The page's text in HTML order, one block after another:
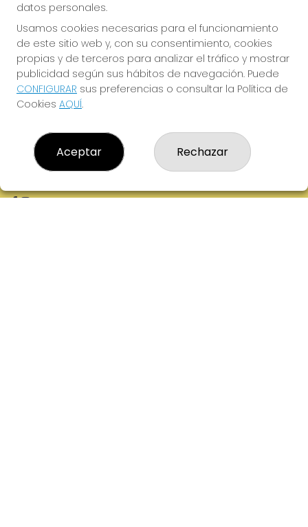
LA PERLA D'OR
¿Quiénes somos?
Comprar lotería
Resultados
Contacto
Empresas
Registro
datos personales.
Usamos cookies necesarias para el funcionamiento
de este sitio web y, con su consentimiento, cookies
propias y de terceros para analizar el tráfico y mostrar
publicidad según sus hábitos de navegación. Puede
CONFIGURAR sus preferencias o consultar la Política de
Cookies AQUÍ.
Aceptar Rechazar